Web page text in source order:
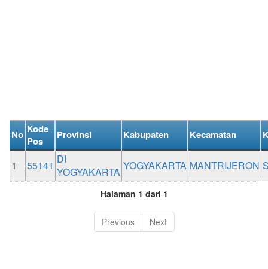
No Kode
Pos
Provinsi Kabupaten Kecamatan
1 55141 DI
YOGYAKARTA YOGYAKARTA MANTRIJERON
Halaman 1 dari 1
Previous Next